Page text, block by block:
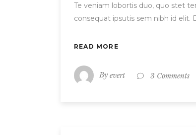
Te veniam lobortis duo, quo stet
consequat ipsutis sem nibh id elit.
READ MORE
By evert 3 Comments